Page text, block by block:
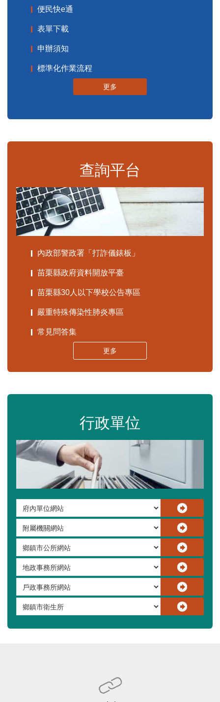
便民快e通
表單下載
申辦須知
標準化作業流程
更多
查詢平台
內政部警政署「打詐儀錶板」
苗栗縣政府資料開放平臺
苗栗縣30人以下學校公告專區
嚴重特殊傳染性肺炎專區
常見問答集
更多
行政單位